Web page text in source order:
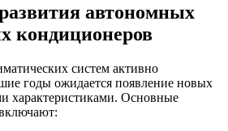
автономных
кондиционеров
систем активно
годы ожидается появление новых
характеристиками. Основные